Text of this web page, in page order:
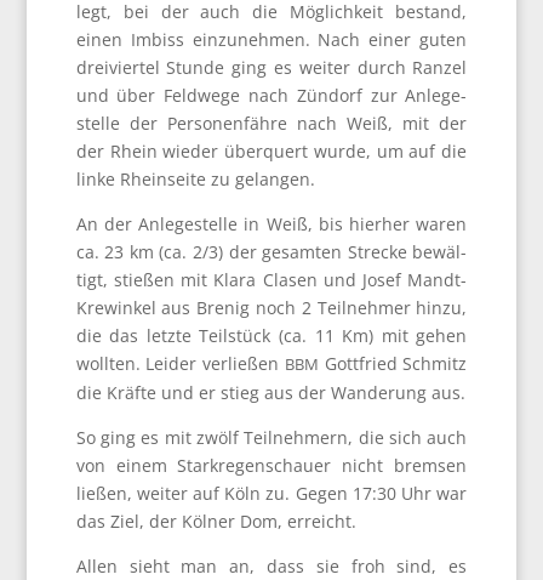
legt, bei der auch die Mög­lich­keit bestand,
einen Imbiss ein­zu­neh­men. Nach einer guten
drei­vier­tel Stun­de ging es wei­ter durch Ran­zel
und über Feld­we­ge nach Zün­dorf zur Anle­ge­
stel­le der Per­so­nen­fäh­re nach Weiß, mit der
der Rhein wie­der über­quert wur­de, um auf die
lin­ke Rhein­sei­te zu gelangen.
An der Anle­ge­stel­le in Weiß, bis hier­her waren
ca. 23 km (ca. 2/3) der gesam­ten Stre­cke bewäl­
tigt, stie­ßen mit Kla­ra Cla­sen und Josef Man­dt-
Kre­winkel aus Bre­nig noch 2 Teil­neh­mer hin­zu,
die das letz­te Teil­stück (ca. 11 Km) mit gehen
woll­ten. Lei­der ver­lie­ßen BBM Gott­fried Schmitz
die Kräf­te und er stieg aus der Wan­de­rung aus.
So ging es mit zwölf Teil­neh­mern, die sich auch
von einem Stark­re­gen­schau­er nicht brem­sen
lie­ßen, wei­ter auf Köln zu. Gegen 17:30 Uhr war
das Ziel, der Köl­ner Dom, erreicht.
Allen sieht man an, dass sie froh sind, es